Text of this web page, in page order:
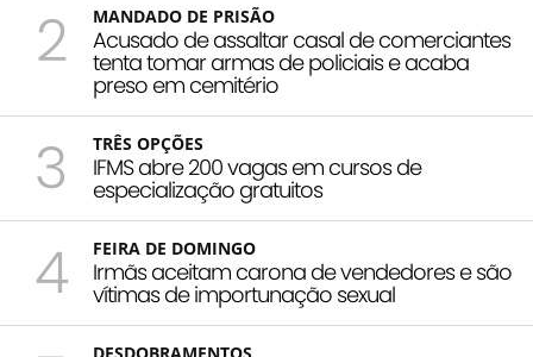
2 MANDADO DE PRISÃO
Acusado de assaltar casal de comerciantes
tenta tomar armas de policiais e acaba
preso em cemitério
3 TRÊS OPÇÕES
IFMS abre 200 vagas em cursos de
especialização gratuitos
4 FEIRA DE DOMINGO
Irmãs aceitam carona de vendedores e são
vítimas de importunação sexual